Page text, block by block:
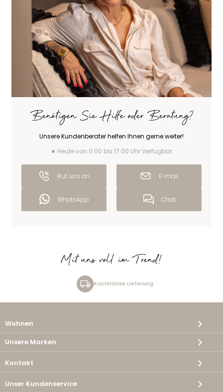
Benötigen Sie Hilfe oder Beratung?
Unsere Kundenberater helfen Ihnen gerne weiter!
Heute von 11:00 bis 17:00 Uhr Verfügbar
Ruf uns an E-mail
WhatsApp Chat
Mit uns voll im Trend!
Kostenlose Lieferung
Wohnen
Unsere Marken
Kontakt
Unser Kundenservice